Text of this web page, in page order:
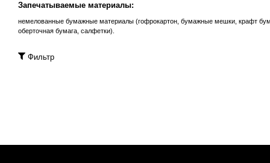
Запечатываемые материалы:
немелованные бумажные материалы (гофрокартон, бумажные мешки, крафт
оберточная бумага, салфетки).
Фильтр